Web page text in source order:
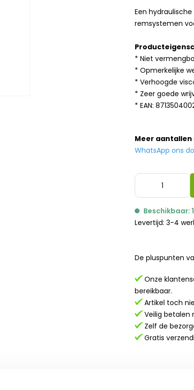
Een
remsystemen
* Niet
* Opmerkelijke
* Verhoogde
* Zeer goede
* EAN:
Meer
WhatsApp ons
Beschikbaar: 1
Levertijd: 3-4
De pluspunten
Onze
bereikbaar.
Artikel toch
Veilig betalen
Zelf de
Gratis